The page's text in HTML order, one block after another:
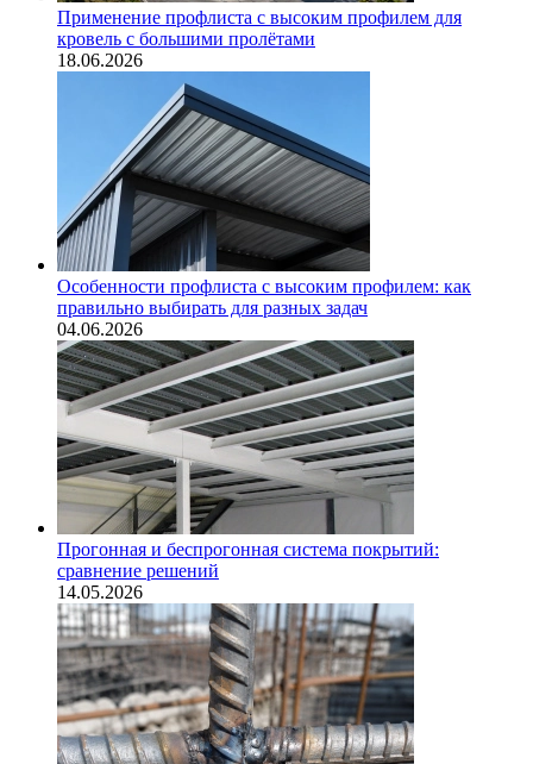
Применение профлиста с высоким профилем для
кровель с большими пролётами
18.06.2026
Особенности профлиста с высоким профилем: как
правильно выбирать для разных задач
04.06.2026
Прогонная и беспрогонная система покрытий:
сравнение решений
14.05.2026